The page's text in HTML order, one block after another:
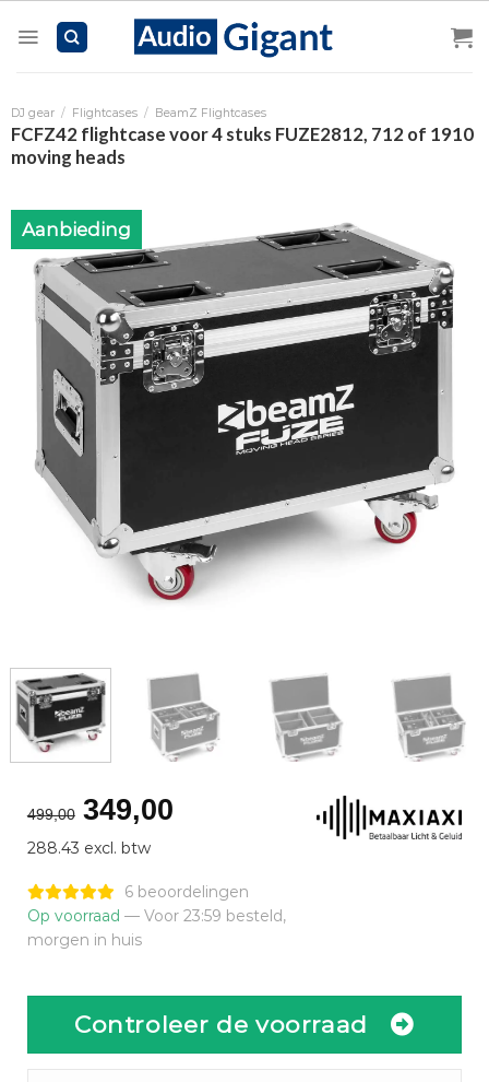
DJ gear / Flightcases / BeamZ Flightcases
FCFZ42 flightcase voor 4 stuks FUZE2812, 712 of 1910
moving heads
Aanbieding
499,00 Oorspronkelijke
prijs
was:
€499,00.
349,00Huidige
€349,00.
288.43 excl. btw
6 beoordelingen
Op voorraad — Voor 23:59 besteld,
morgen in huis
Controleer de voorraad